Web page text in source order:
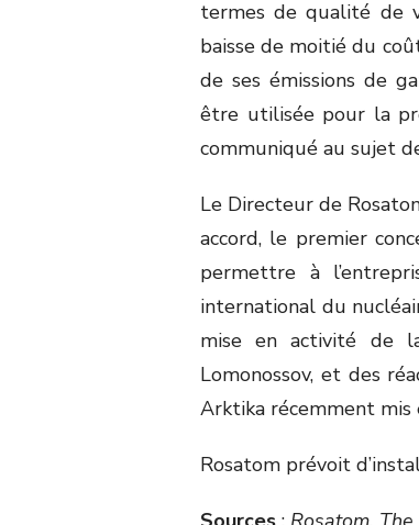
termes de qualité de
baisse de moitié du
de ses émissions de
être utilisée pour la
communiqué au sujet
Le Directeur de
accord, le premier
permettre à
international du
mise en activité de
Lomonossov, et des
Arktika récemment mis
Rosatom prévoit